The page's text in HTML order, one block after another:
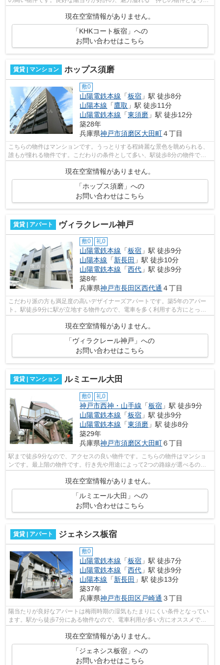
現在空室情報がありません。
「KHKコート板宿」への
お問い合わせはこちら
賃貸 | マンション ホップス須磨
敷0
山陽電鉄本線 「板宿 」駅 徒歩8分
山陽本線 「鷹取 」駅 徒歩11分
山陽電鉄本線 「東須磨 」駅 徒歩12分
築28年
兵庫県神戸市須磨区大田町４丁目
こちらの物件はマンションです。うっとりする程綺麗な景色を眺められる、
誰もが憧れる物件です。こだわりの条件として多い、駅徒歩8分の物件で
す。エレベーターがある物件です。神戸市...
現在空室情報がありません。
「ホップス須磨」への
お問い合わせはこちら
賃貸 | アパート ヴィラクレール神戸
敷0 礼0
山陽電鉄本線 「板宿 」駅 徒歩9分
山陽本線 「新長田 」駅 徒歩10分
山陽電鉄本線 「西代 」駅 徒歩9分
築8年
兵庫県神戸市長田区西代通 ４丁目
こだわり派の方も満足度の高いデザイナーズアパートです。築5年のアパー
ト。駅徒歩9分に駅が立地する物件なので、電車を多く利用する方にとって
現在空室情報がありません。
「ヴィラクレール神戸」への
お問い合わせはこちら
賃貸 | マンション ルミエール大田
敷0 礼0
神戸市西神・山手線 「板宿 」駅 徒歩9分
山陽電鉄本線 「板宿 」駅 徒歩9分
山陽電鉄本線 「東須磨 」駅 徒歩8分
築29年
兵庫県神戸市須磨区大田町６丁目
駅まで徒歩9分なので、アクセスの良い物件です。こちらの物件はマンショ
ンです。最上階の物件です。行き先や用途によって2つの路線が選べるの
現在空室情報がありません。
「ルミエール大田」への
お問い合わせはこちら
賃貸 | アパート ジェネシス板宿
敷0
山陽電鉄本線 「板宿 」駅 徒歩7分
山陽電鉄本線 「西代 」駅 徒歩9分
山陽本線 「新長田 」駅 徒歩13分
築37年
兵庫県神戸市長田区戸崎通 ３丁目
陽当たりが良好なアパートは梅雨時期の湿気もたまりにくい条件となってい
ます。駅から徒歩7分にある物件なので、電車利用が多い方にオススメで
す。こちらの物件は2沿線を利用できます...
現在空室情報がありません。
「ジェネシス板宿」への
お問い合わせはこちら